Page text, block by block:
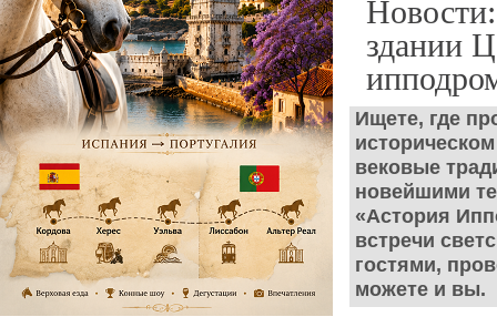
здании
Ищете, где
вековые
новейшими
«Астория
встречи
гостями,
можете и вы.